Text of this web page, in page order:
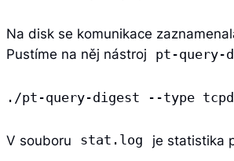
Na disk se komunikace
Pustíme na něj nástroj
pt-query-
./pt-query-digest --type
V souboru stat.log je statistika